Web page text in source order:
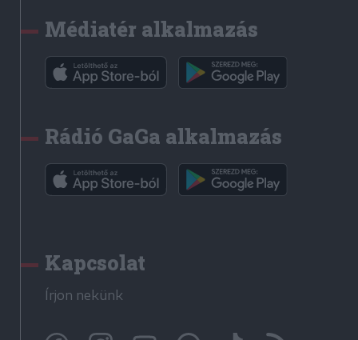
Médiatér alkalmazás
Rádió GaGa alkalmazás
Kapcsolat
Írjon nekünk